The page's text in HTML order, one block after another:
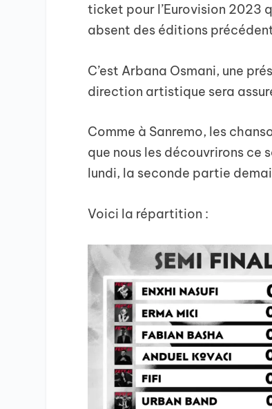
ticket pour l’Eurovision 2023
absent des éditions
C’est Arbana Osmani, une
direction artistique sera
Comme à Sanremo, les
que nous les découvrirons ce
lundi, la seconde partie
Voici la répartition :